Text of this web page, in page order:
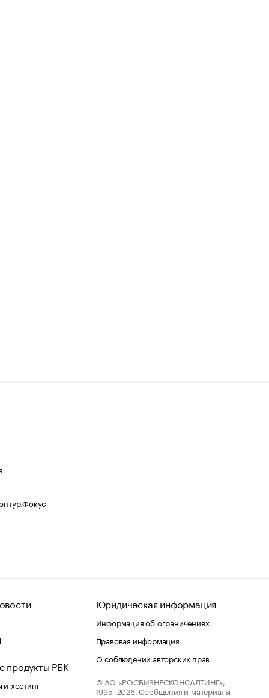
продукты РБК
хостинг
Юридическая информация
Информация об ограничениях
Правовая информация
О соблюдении авторских прав
© АО «РОСБИЗНЕСКОНСАЛТИНГ»,
1995–2026. Сообщения и материалы